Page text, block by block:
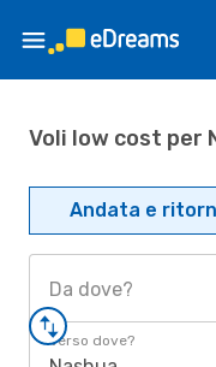
Voli low cost per
Andata e
Da dove?
Verso dove?